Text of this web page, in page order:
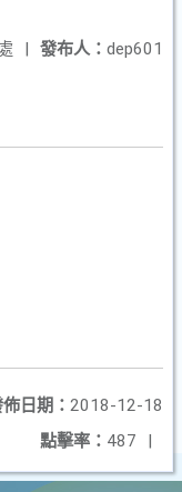
發布人： dep601
|
日期： 2018-12-18
點擊率： 487 |